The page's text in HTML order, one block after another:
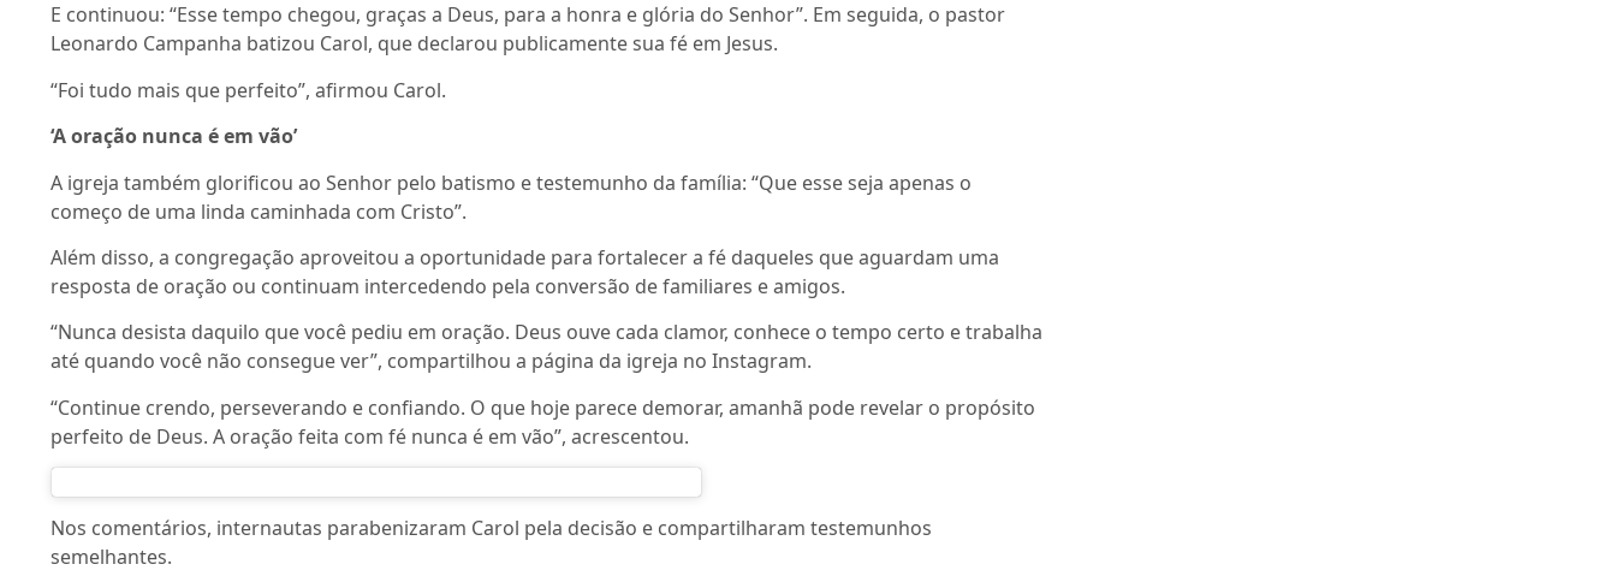
E continuou: “Esse tempo chegou, graças a Deus, para a honra e glória do Senhor”. Em seguida, o pastor
Leonardo Campanha batizou Carol, que declarou publicamente sua fé em Jesus.
“Foi tudo mais que perfeito”, afirmou Carol.
‘A oração nunca é em vão’
A igreja também glorificou ao Senhor pelo batismo e testemunho da família: “Que esse seja apenas o
começo de uma linda caminhada com Cristo”.
Além disso, a congregação aproveitou a oportunidade para fortalecer a fé daqueles que aguardam uma
resposta de oração ou continuam intercedendo pela conversão de familiares e amigos.
“Nunca desista daquilo que você pediu em oração. Deus ouve cada clamor, conhece o tempo certo e trabalha
até quando você não consegue ver”, compartilhou a página da igreja no Instagram.
“Continue crendo, perseverando e confiando. O que hoje parece demorar, amanhã pode revelar o propósito
perfeito de Deus. A oração feita com fé nunca é em vão”, acrescentou.
Nos comentários, internautas parabenizaram Carol pela decisão e compartilharam testemunhos
semelhantes.